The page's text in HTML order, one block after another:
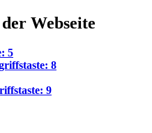
Webseite
5
8
9